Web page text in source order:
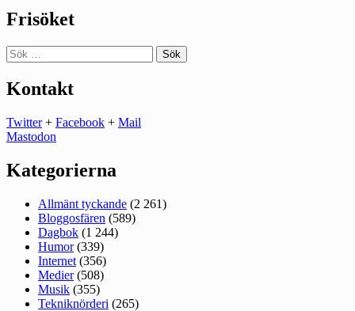
Frisöket
Sök
efter:
Kontakt
Twitter+ Facebook + Mail
Mastodon
Kategorierna
Allmänt tyckande (2 261)
Bloggosfären (589)
Dagbok (1 244)
Humor(339)
Internet (356)
Medier(508)
Musik (355)
Tekniknörderi (265)